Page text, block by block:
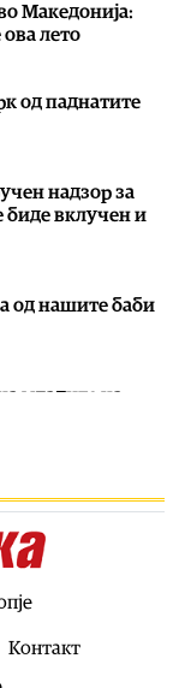
Македонија:
лето
од паднатите
надзор за
биде вклучен и
од нашите баби
младите на
рамката за
се постави
Контакт